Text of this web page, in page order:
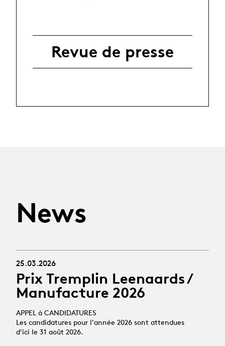
Revue de presse
News
25.03.2026
Prix Tremplin Leenaards /
Manufacture 2026
APPEL à CANDIDATURES
Les candidatures pour l'année 2026 sont attendues
d'ici le 31 août 2026.